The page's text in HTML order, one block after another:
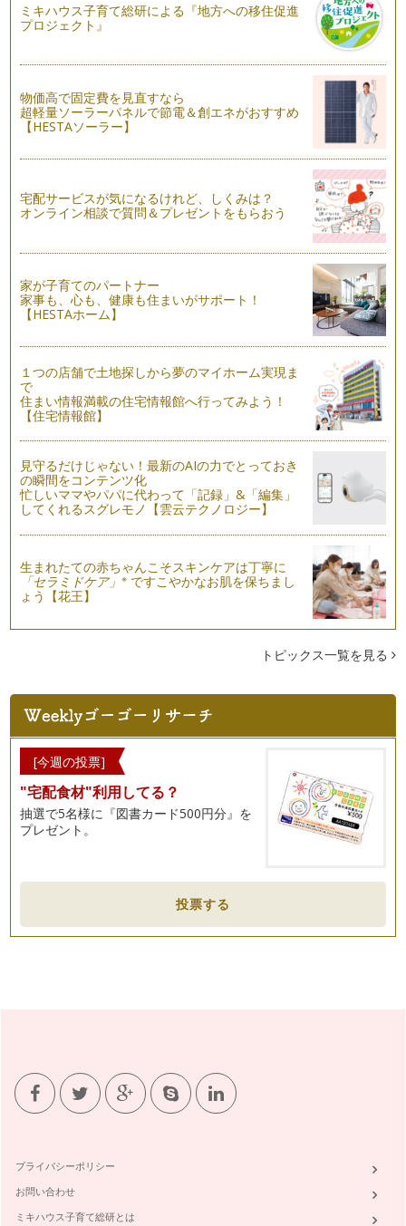
ミキハウス子育て総研による『地方への移住促進
プロジェクト』
物価高で固定費を見直すなら
超軽量ソーラーパネルで節電＆創エネがおすすめ
【HESTAソーラー】
宅配サービスが気になるけれど、しくみは？
オンライン相談で質問＆プレゼントをもらおう
家が子育てのパートナー
家事も、心も、健康も住まいがサポート！
【HESTAホーム】
１つの店舗で土地探しから夢のマイホーム実現ま
で
住まい情報満載の住宅情報館へ行ってみよう！
【住宅情報館】
見守るだけじゃない！最新のAIの力でとっておき
の瞬間をコンテンツ化
忙しいママやパパに代わって「記録」&「編集」
してくれるスグレモノ【雲云テクノロジー】
生まれたての赤ちゃんこそスキンケアは丁寧に
「セラミドケア」※ ですこやかなお肌を保ちまし
ょう【花王】
トピックス一覧を見る
[今週の投票]
"宅配食材"利用してる？
抽選で5名様に『図書カード500円分』を
プレゼント。
投票する
プライバシーポリシー
お問い合わせ
ミキハウス子育て総研とは